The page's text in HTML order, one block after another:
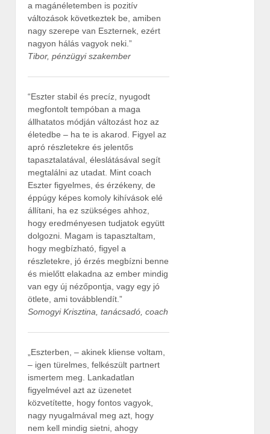
a magánéletemben is pozitív
változások következtek be, amiben
nagy szerepe van Eszternek, ezért
nagyon hálás vagyok neki.”
Tibor, pénzügyi szakember
“Eszter stabil és precíz, nyugodt
megfontolt tempóban a maga
állhatatos módján változást hoz az
életedbe – ha te is akarod. Figyel az
apró részletekre és jelentős
tapasztalatával, éleslátásával segít
megtalálni az utadat. Mint coach
Eszter figyelmes, és érzékeny, de
éppúgy képes komoly kihívások elé
állítani, ha ez szükséges ahhoz,
hogy eredményesen tudjatok együtt
dolgozni. Magam is tapasztaltam,
hogy megbízható, figyel a
részletekre, jó érzés megbízni benne
és mielőtt elakadna az ember mindig
van egy új nézőpontja, vagy egy jó
ötlete, ami továbblendít.”
Somogyi Krisztina, tanácsadó, coach
„Eszterben, – akinek kliense voltam,
– igen türelmes, felkészült partnert
ismertem meg. Lankadatlan
figyelmével azt az üzenetet
közvetítette, hogy fontos vagyok,
nagy nyugalmával meg azt, hogy
nem kell mindig sietni, ahogy